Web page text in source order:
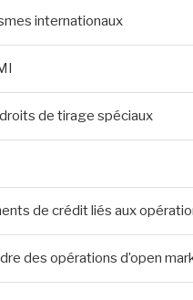
internationaux
de tirage spéciaux
de crédit liés aux
des opérations d’open